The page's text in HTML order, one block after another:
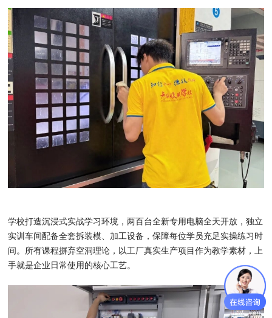
学校打造沉浸式实战学习环境，两百台全新专用电脑全天开放，独立
实训车间配备全套拆装模、加工设备，保障每位学员充足实操练习时
间。所有课程摒弃空洞理论，以工厂真实生产项目作为教学素材，上
手就是企业日常使用的核心工艺。